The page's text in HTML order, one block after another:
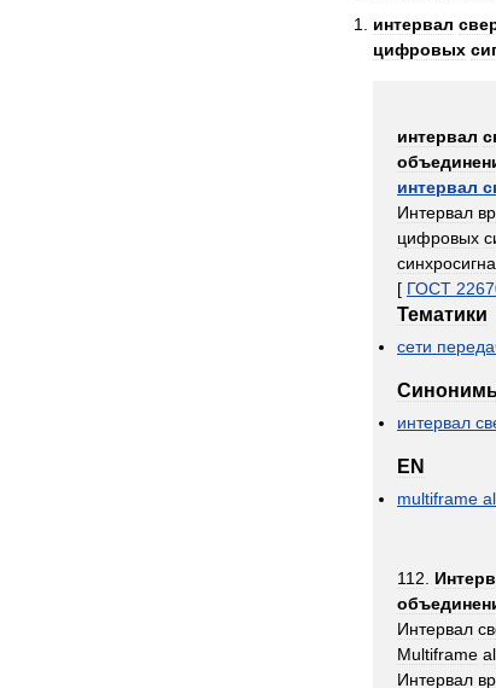
интервал
цифровых
интервал
интервал
Интервал
цифровых
[ ГОСТ
Тематики
сети
интервал
EN
multiframe
112
Интервал
Multiframe
Интервал